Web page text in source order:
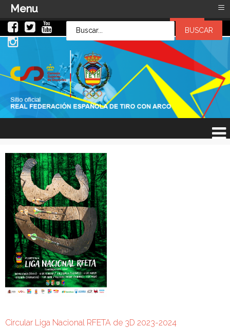
Circular Liga Nacional RFETA de 3D 2023-2024
LOG INOR
Contraseña
Recuérdeme
Menu ≡